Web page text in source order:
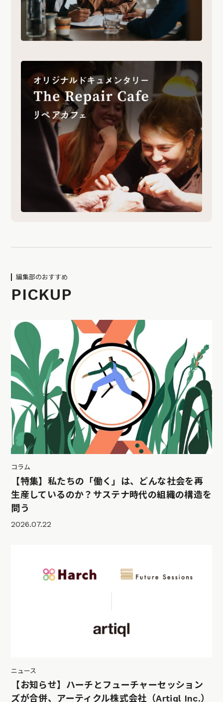
編集部のおすすめ
PICKUP
コラム
【特集】私たちの「働く」は、どんな社会を再
生産しているのか？サステナ時代の組織の構造を
問う
2026.07.22
ニュース
【お知らせ】ハーチとフューチャーセッション
ズが合併、アーティクル株式会社（Artiql Inc.）